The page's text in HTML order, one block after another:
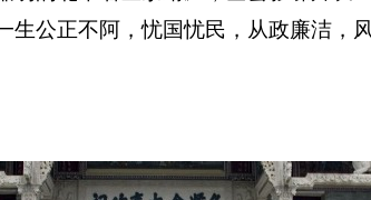
生公正不阿，忧国忧民，从政廉洁，